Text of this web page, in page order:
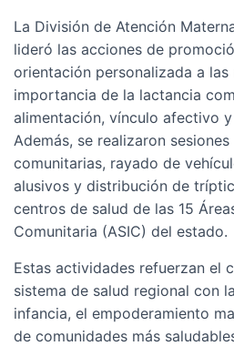
La División de Atención
lideró las acciones de
orientación personalizada a las
importancia de la lactancia
alimentación, vínculo afectivo
Además, se realizaron
comunitarias, rayado de
alusivos y distribución de
centros de salud de las 15
Comunitaria (ASIC) del estado.
Estas actividades refuerzan el
sistema de salud regional con
infancia, el empoderamiento
de comunidades más